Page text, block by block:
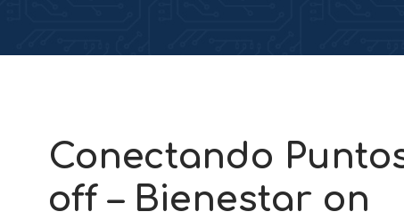
Conectando
off – Bienestar on